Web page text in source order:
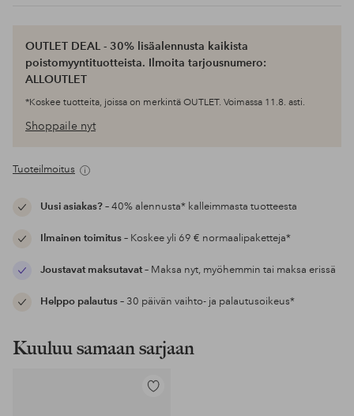
OUTLET DEAL - 30% lisäalennusta kaikista
poistomyyntituotteista. Ilmoita tarjousnumero:
ALLOUTLET
*Koskee tuotteita, joissa on merkintä OUTLET. Voimassa 11.8. asti.
Shoppaile nyt
Tuoteilmoitus
Uusi asiakas?– 40% alennusta* kalleimmasta tuotteesta
Ilmainen toimitus– Koskee yli 69 € normaalipaketteja*
Joustavat maksutavat– Maksa nyt, myöhemmin tai maksa erissä
Helppo palautus– 30 päivän vaihto- ja palautusoikeus*
Kuuluu samaan sarjaan
Lisää